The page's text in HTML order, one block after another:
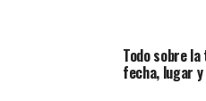
Todo sobre
fecha, lugar y